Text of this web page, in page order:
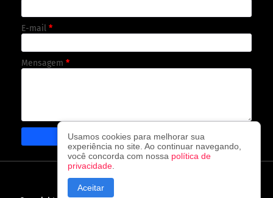
E-mail *
Mensagem *
CAPA CONTATO
Usamos cookies para melhorar sua
experiência no site. Ao continuar navegando,
você concorda com nossa política de
privacidade
Aceitar